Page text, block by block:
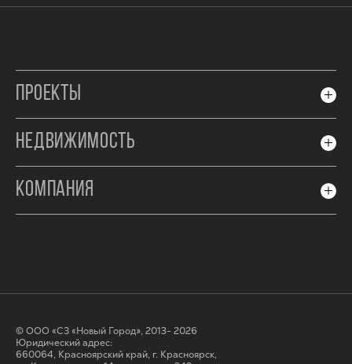
ПРОЕКТЫ
НЕДВИЖИМОСТЬ
КОМПАНИЯ
© ООО «СЗ «Новый Город», 2013- 2026
Юридический адрес:
660064, Красноярский край, г. Красноярск,